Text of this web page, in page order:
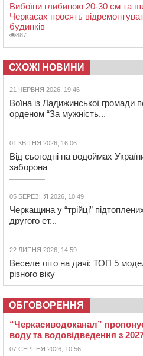
Вибоїни глибиною 20-30 см та
Черкасах просять
будинків
887
СХОЖІ НОВИНИ
21 ЧЕРВНЯ 2026, 19:46
Воїна із Ладижинської громади
орденом “За мужність...
01 КВІТНЯ 2026, 16:06
Від сьогодні на водоймах
заборона
05 БЕРЕЗНЯ 2026, 10:49
Черкащина у “трійці”
другого ет...
22 ЛИПНЯ 2026, 14:59
Веселе літо на дачі: ТОП 5
різного віку
ОБГОВОРЕННЯ
“Черкасиводоканал”
воду та водовідведення з
07 СЕРПНЯ 2026, 10:56